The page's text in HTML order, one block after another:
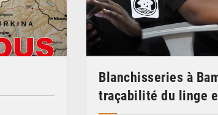
Blanchisseries à
traçabilité du linge